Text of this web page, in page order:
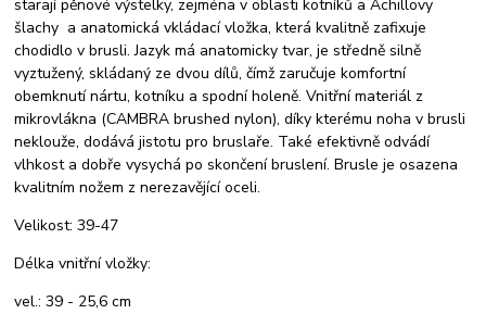
starají pěnové výstelky, zejména v oblasti kotníků a Achillovy
šlachy a anatomická vkládací vložka, která kvalitně zafixuje
chodidlo v brusli. Jazyk má anatomicky tvar, je středně silně
vyztužený, skládaný ze dvou dílů, čímž zaručuje komfortní
obemknutí nártu, kotníku a spodní holeně. Vnitřní materiál z
mikrovlákna (CAMBRA brushed nylon), díky kterému noha v brusli
neklouže, dodává jistotu pro bruslaře. Také efektivně odvádí
vlhkost a dobře vysychá po skončení bruslení. Brusle je osazena
kvalitním nožem z nerezavějící oceli.
Velikost: 39-47
Délka vnitřní vložky:
vel.: 39 - 25,6 cm